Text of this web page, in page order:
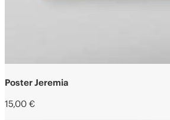
Poster Jeremia
15,00 €